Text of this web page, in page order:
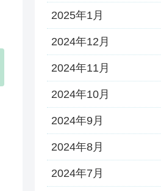
2025年1月
2024年12月
2024年11月
2024年10月
2024年9月
2024年8月
2024年7月